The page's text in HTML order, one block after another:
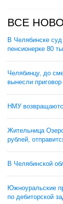
ВСЕ
В Челябинске
пенсионерке 80
Челябинцу, до
вынесли приговор
НМУ
Жительница
рублей,
В Челябинской
Южноуральские
по дебиторской